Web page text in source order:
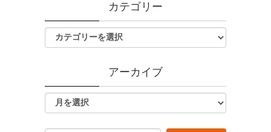
カテゴリー
アーカイブ